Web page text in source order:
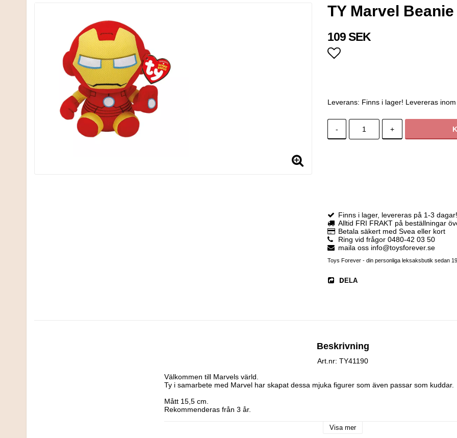
TY Marvel
109 SEK
Leverans: Finns i lager! Levereras
- +
Finns i lager, levereras på 1-3 dagar!
Alltid FRI FRAKT på beställningar
Betala säkert med Svea eller kort
Ring vid frågor 0480-42 03 50
maila oss info@toysforever.se
Toys Forever - din personliga leksaksbutik sedan
DELA
Beskrivning
Art.nr: TY41190
Välkommen till Marvels värld.
Ty i samarbete med Marvel har skapat dessa mjuka figurer som även passar som kuddar.
Mått 15,5 cm.
Rekommenderas från 3 år.
Visa mer